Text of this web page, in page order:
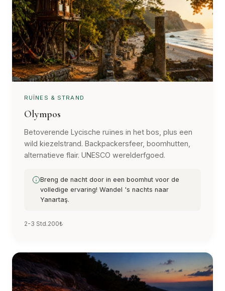
RUÏNES & STRAND
Olympos
Betoverende Lycische ruïnes in het bos, plus een
wild kiezelstrand. Backpackersfeer, boomhutten,
alternatieve flair. UNESCO werelderfgoed.
Breng de nacht door in een boomhut voor de
volledige ervaring! Wandel 's nachts naar
Yanartaş.
2-3 Std.200₺